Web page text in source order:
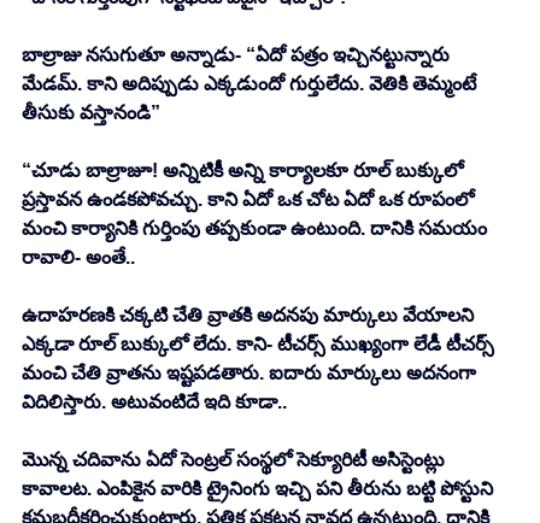
బాల్రాజు నసుగుతూ అన్నాడు- “ఏదో పత్రం ఇచ్చినట్టున్నారు
మేడమ్. కాని అదిప్పుడు ఎక్కడుందో గుర్తులేదు. వెతికి తెమ్మంటే
తీసుకు వస్తానండి”
“చూడు బాల్రాజూ! అన్నిటికీ అన్ని కార్యాలకూ రూల్ బుక్కులో
ప్రస్తావన ఉండకపోవచ్చు. కాని ఏదో ఒక చోట ఏదో ఒక రూపంలో
మంచి కార్యానికి గుర్తింపు తప్పకుండా ఉంటుంది. దానికి సమయం
రావాలి- అంతే..
ఉదాహరణకి చక్కటి చేతి వ్రాతకి అదనపు మార్కులు వేయాలని
ఎక్కడా రూల్ బుక్కులో లేదు. కాని- టీచర్స్ ముఖ్యంగా లేడీ టీచర్స్
మంచి చేతి వ్రాతను ఇష్టపడతారు. ఐదారు మార్కులు అదనంగా
విదిలిస్తారు. అటువంటిదే ఇది కూడా..
మొన్న చదివాను ఏదో సెంట్రల్ సంస్థలో సెక్యూరిటీ అసిస్టెంట్లు
కావాలట. ఎంపికైన వారికి ట్రైనింగు ఇచ్చి పని తీరును బట్టి పోస్టుని
క్రమబద్ధీకరించుకుంటారు. పత్రిక ప్రకటన నావద్ద ఉన్నట్లుంది. దానికి